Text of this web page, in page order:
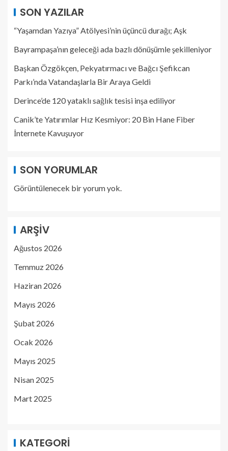
SON YAZILAR
“Yaşamdan Yazıya” Atölyesi’nin üçüncü durağı; Aşk
Bayrampaşa’nın geleceği ada bazlı dönüşümle şekilleniyor
Başkan Özgökçen, Pekyatırmacı ve Bağcı Şefikcan
Parkı’nda Vatandaşlarla Bir Araya Geldi
Derince’de 120 yataklı sağlık tesisi inşa ediliyor
Canik’te Yatırımlar Hız Kesmiyor: 20 Bin Hane Fiber
İnternete Kavuşuyor
SON YORUMLAR
Görüntülenecek bir yorum yok.
ARŞIV
Ağustos 2026
Temmuz 2026
Haziran 2026
Mayıs 2026
Şubat 2026
Ocak 2026
Mayıs 2025
Nisan 2025
Mart 2025
KATEGORI